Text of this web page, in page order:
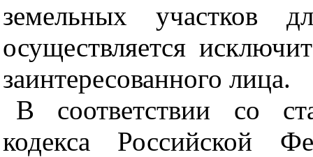
земельных участков
осуществляется
заинтересованного лица.
В соответствии со
кодекса Российской